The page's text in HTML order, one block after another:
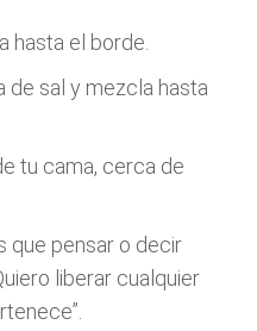
hasta el borde.
de sal y mezcla hasta
tu cama, cerca de
que pensar o decir
liberar cualquier